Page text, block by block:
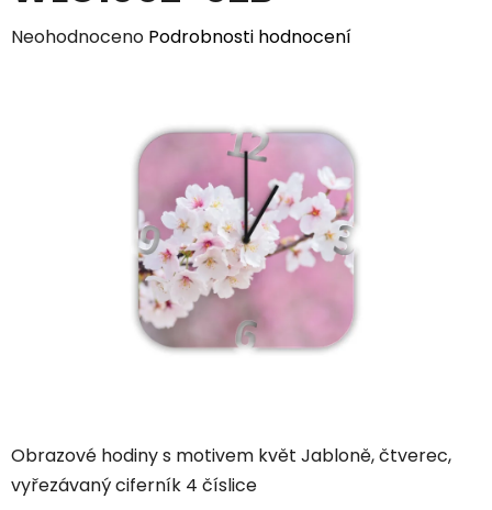
Obrazové hodiny s motivem květ Jabloně, čtverec,
vyřezávaný ciferník 4 číslice
Průměrné
Neohodnoceno Podrobnosti hodnocení